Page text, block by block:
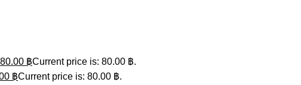
80.00 ฿Current price is: 80.00 ฿.
฿Current price is: 80.00 ฿.